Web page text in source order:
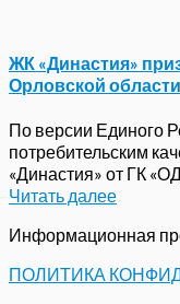
ЖК «Династия»
Орловской области
По версии Единого
потребительским
«Династия» от ГК
Читать далее
Информационная
ПОЛИТИКА